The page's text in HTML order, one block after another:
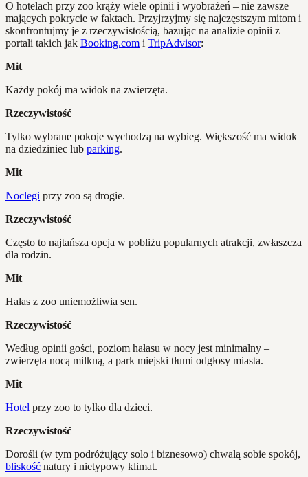
O hotelach przy zoo krąży wiele opinii i wyobrażeń – nie zawsze
mających pokrycie w faktach. Przyjrzyjmy się najczęstszym mitom i
skonfrontujmy je z rzeczywistością, bazując na analizie opinii z
portali takich jak Booking.com i TripAdvisor:
Mit
Każdy pokój ma widok na zwierzęta.
Rzeczywistość
Tylko wybrane pokoje wychodzą na wybieg. Większość ma widok
na dziedziniec lub parking.
Mit
Noclegi przy zoo są drogie.
Rzeczywistość
Często to najtańsza opcja w pobliżu popularnych atrakcji, zwłaszcza
dla rodzin.
Mit
Hałas z zoo uniemożliwia sen.
Rzeczywistość
Według opinii gości, poziom hałasu w nocy jest minimalny –
zwierzęta nocą milkną, a park miejski tłumi odgłosy miasta.
Mit
Hotel przy zoo to tylko dla dzieci.
Rzeczywistość
Dorośli (w tym podróżujący solo i biznesowo) chwalą sobie spokój,
bliskość natury i nietypowy klimat.